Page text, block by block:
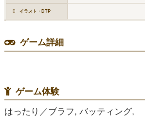
イラスト・DTP
ゲーム詳細
ゲーム体験
はったり／ブラフ, バッティング,